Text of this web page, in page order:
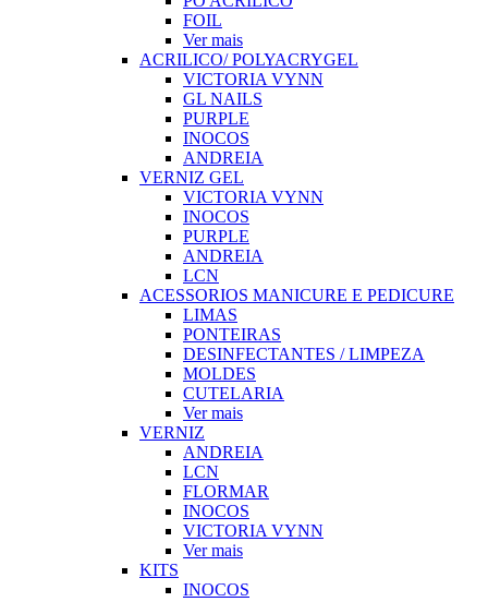
FOIL
Ver mais
ACRILICO/ POLYACRYGEL
VICTORIA VYNN
GL NAILS
PURPLE
INOCOS
ANDREIA
VERNIZ GEL
VICTORIA VYNN
INOCOS
PURPLE
ANDREIA
LCN
ACESSORIOS MANICURE E PEDICURE
LIMAS
PONTEIRAS
DESINFECTANTES / LIMPEZA
MOLDES
CUTELARIA
Ver mais
VERNIZ
ANDREIA
LCN
FLORMAR
INOCOS
VICTORIA VYNN
Ver mais
KITS
INOCOS